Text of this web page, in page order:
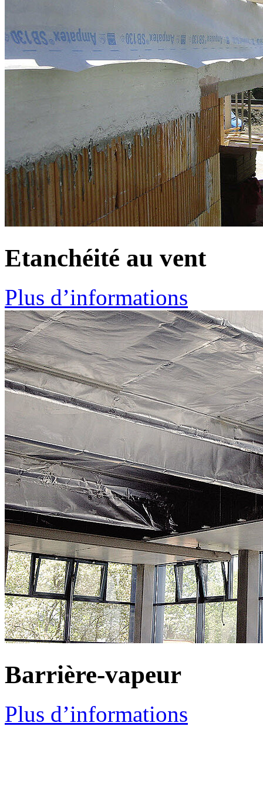
Etanchéité au vent
Plus d’informations
Barrière-vapeur
Plus d’informations